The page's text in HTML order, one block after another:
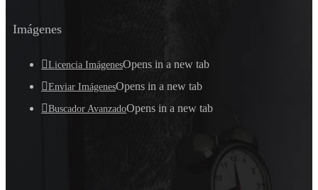
Imágenes
Licencia ImágenesOpens in a new tab
Enviar ImágenesOpens in a new tab
Buscador AvanzadoOpens in a new tab